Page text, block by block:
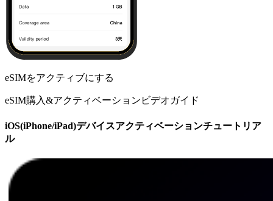
eSIMをアクティブにする
eSIM購入&アクティベーションビデオガイド
iOS(iPhone/iPad)デバイスアクティベーションチュートリア
ル